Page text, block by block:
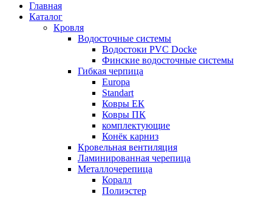
Главная
Каталог
Кровля
Водосточные системы
Водостоки PVC Docke
Финские водосточные системы
Гибкая черпица
Europa
Standart
Ковры ЕК
Ковры ПК
комплектующие
Конёк карниз
Кровельная вентиляция
Ламинированная черепица
Металлочерепица
Коралл
Полиэстер